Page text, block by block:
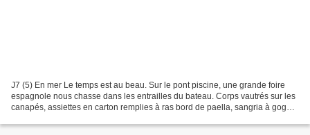
J7 (5) En mer Le temps est au beau. Sur le pont piscine, une grande foire
espagnole nous chasse dans les entrailles du bateau. Corps vautrés sur les
canapés, assiettes en carton remplies à ras bord de paella, sangria à gogo.